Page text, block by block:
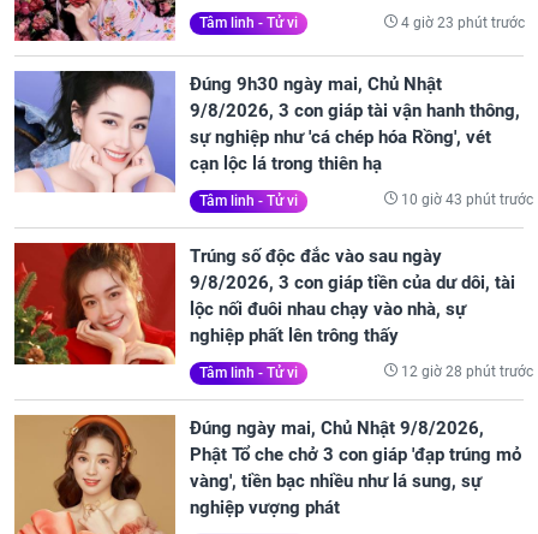
Tâm linh - Tử vi 4 giờ 23 phút trước
Đúng 9h30 ngày mai, Chủ Nhật
9/8/2026, 3 con giáp tài vận hanh thông,
sự nghiệp như 'cá chép hóa Rồng', vét
cạn lộc lá trong thiên hạ
Tâm linh - Tử vi 10 giờ 43 phút trước
Trúng số độc đắc vào sau ngày
9/8/2026, 3 con giáp tiền của dư dôi, tài
lộc nối đuôi nhau chạy vào nhà, sự
nghiệp phất lên trông thấy
Tâm linh - Tử vi 12 giờ 28 phút trước
Đúng ngày mai, Chủ Nhật 9/8/2026,
Phật Tổ che chở 3 con giáp 'đạp trúng mỏ
vàng', tiền bạc nhiều như lá sung, sự
nghiệp vượng phát